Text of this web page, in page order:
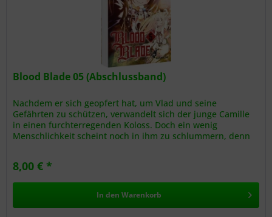
Blood Blade 05 (Abschlussband)
Nachdem er sich geopfert hat, um Vlad und seine
Gefährten zu schützen, verwandelt sich der junge Camille
in einen furchterregenden Koloss. Doch ein wenig
Menschlichkeit scheint noch in ihm zu schlummern, denn
8,00 € *
In den Warenkorb